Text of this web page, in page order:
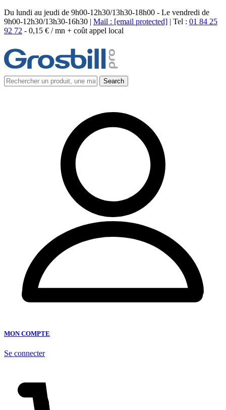
Du lundi au jeudi de 9h00-12h30/13h30-18h00 - Le vendredi de
9h00-12h30/13h30-16h30 | Mail : [email protected] | Tel : 01 84 25
92 72 - 0,15 € / mn + coût appel local
MON COMPTE
Se connecter